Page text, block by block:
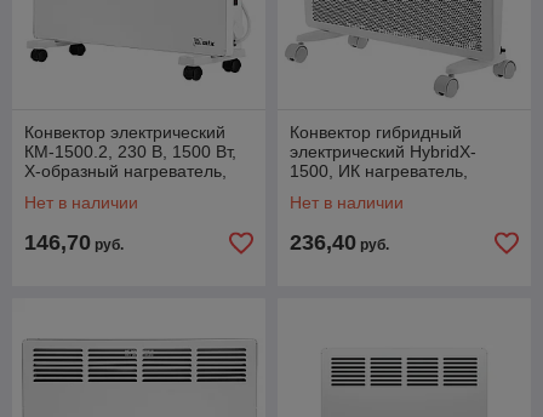
Конвектор электрический
КМ-1500.2, 230 В, 1500 Вт,
X-образный нагреватель,
Нет в наличии
146,70 руб.
Конвектор гибридный
электрический HybridX-
1500, ИК нагреватель,
Denzel
Нет в наличии
236,40 руб.